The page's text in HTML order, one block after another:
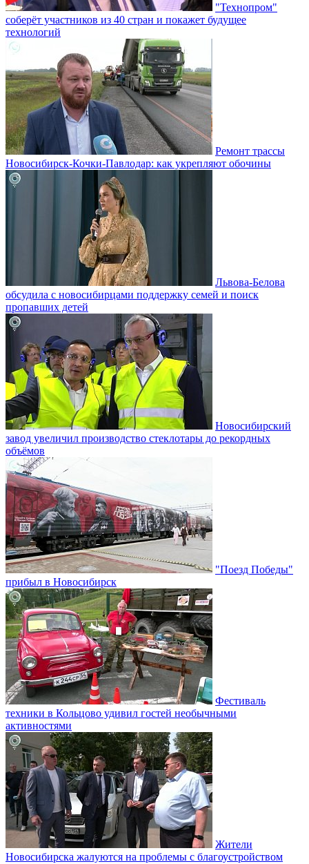
"Технопром"
соберёт участников из 40 стран и покажет будущее
технологий
Ремонт трассы
Новосибирск-Кочки-Павлодар: как укрепляют обочины
Львова-Белова
обсудила с новосибирцами поддержку семей и поиск
пропавших детей
Новосибирский
завод увеличил производство стеклотары до рекордных
объёмов
"Поезд Победы"
прибыл в Новосибирск
Фестиваль
техники в Кольцово удивил гостей необычными
активностями
Жители
Новосибирска жалуются на проблемы с благоустройством